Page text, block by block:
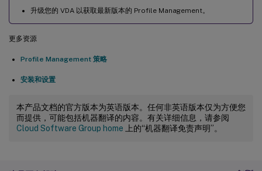
升级您的 VDA 以获取最新版本的 Profile Management。
更多资源
Profile Management 策略
安装和设置
本产品文档的官方版本为英语版本。任何非英语版本仅为方便您
而提供，可能包括机器翻译的内容。有关详细信息，请参阅
Cloud Software Group home 上的“机器翻译免责声明”。